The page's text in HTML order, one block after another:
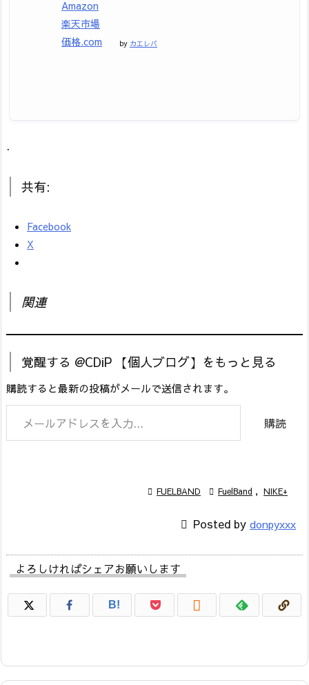
Amazon
楽天市場
価格.com
by カエレバ
.
共有:
Facebook
X
関連
覚醒する @CDiP 【個人ブログ】をもっと見る
購読すると最新の投稿がメールで送信されます。
メールアドレスを入力...
購読
 FUELBAND  FuelBand , NIKE+
 Posted by donpyxxx
よろしければシェアお願いします
B! 